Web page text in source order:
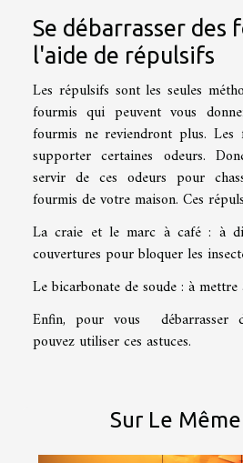
Se débarrasser des
l'aide de répulsifs
Les répulsifs sont les seules
fourmis qui peuvent vous
fourmis ne reviendront plus. Les
supporter certaines odeurs.
servir de ces odeurs pour
fourmis de votre maison. Ces
La craie et le marc à café : à
couvertures pour bloquer les
Le bicarbonate de soude : à
Enfin, pour vous débarrasser
pouvez utiliser ces astuces.
Sur Le